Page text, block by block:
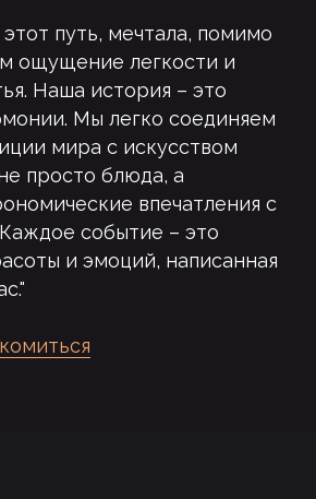
этот путь, мечтала, помимо
ощущение легкости и
Наша история – это
Мы легко соединяем
мира с искусством
просто блюда, а
впечатления с
событие – это
и эмоций, написанная